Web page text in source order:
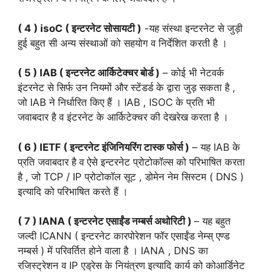
( 4 ) isoC ( इन्टरनेट सोसायटी ) -यह संस्था इन्टरनेट से जुड़ी
हुई बहुत सी अन्य संस्थाओं को सहयोग व निर्देशित करती है ।
( 5 ) IAB ( इन्टरनेट आर्किटेक्चर बोर्ड ) – कोई भी नेटवर्क
इंटरनेट से सिर्फ उन नियमों और स्टेंडर्ड के द्वारा जुड़ सकता है ,
जो IAB ने निर्धारित किए हैं । IAB , ISOC के प्रति भी
जवाबदार है व इंटरनेट के आर्किटेक्चर की देखरेख करता है ।
( 6 ) IETF ( इन्टरनेट इंजिनियरिंग टास्क फोर्स ) – यह IAB के
प्रति जवाबदार है व ऐसे इन्टरनेट प्रोटोकॉल्स को परिभाषित करता
है , जो TCP / IP प्रोटोकॉल सूट , डोमेन नेम सिस्टम ( DNS )
इत्यादि को परिभाषित करते हैं ।
( 7 ) IANA ( इन्टरनेट एसाईंड नम्बर्स अथोरिटी ) – यह बहुत
जल्दी ICANN ( इन्टरनेट कारपोरेशन फॉर एसाईंड नेम्स् एण्ड
नम्बर्स ) में परिवर्तित होने वाला है । IANA , DNS का
रजिस्ट्रेशन व IP एड्रेस के नियंत्रण इत्यादि कार्य को कोआर्डिनेट